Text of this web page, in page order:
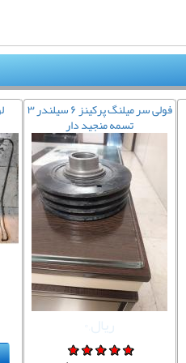
فولی سر میلنگ پرکینز ۶ سیلندر ۳
تسمه منجید دار
ریال,۰